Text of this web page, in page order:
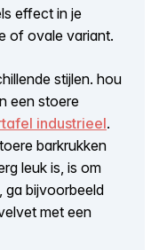
effect in je
of ovale variant.
stijlen. hou
een stoere
industrieel.
barkrukken
leuk is, is om
ga bijvoorbeeld
met een